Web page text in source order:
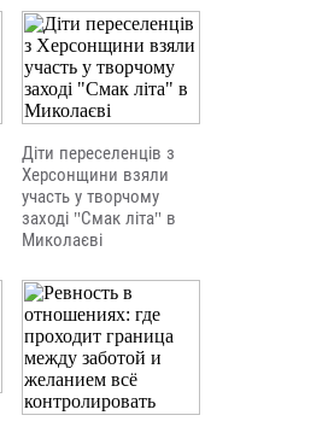
Діти переселенців з
Херсонщини взяли
участь у творчому
заході "Смак літа" в
Миколаєві